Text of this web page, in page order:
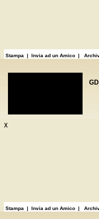
Stampa | Invia ad un Amico |
x
Stampa | Invia ad un Amico |